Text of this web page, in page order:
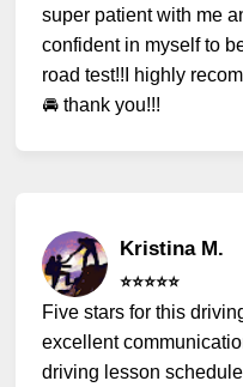
super patient with me
confident in myself to
road test!!I highly
🚘 thank you!!!
Kristina M.
⭐️⭐️⭐️⭐️⭐️
Five stars for this
excellent
driving lesson